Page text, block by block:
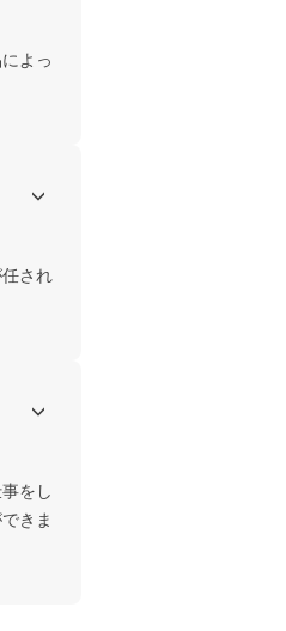
よっ
され
をし
きま